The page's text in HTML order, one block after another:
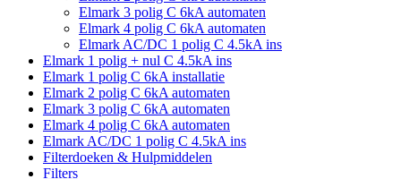
Elmark 3 polig C 6kA automaten
Elmark 4 polig C 6kA automaten
Elmark AC/DC 1 polig C 4.5kA ins
Elmark 1 polig + nul C 4.5kA ins
Elmark 1 polig C 6kA installatie
Elmark 2 polig C 6kA automaten
Elmark 3 polig C 6kA automaten
Elmark 4 polig C 6kA automaten
Elmark AC/DC 1 polig C 4.5kA ins
Filterdoeken & Hulpmiddelen
Filters